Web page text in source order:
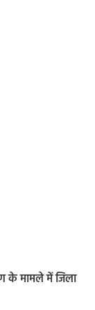
के मामले में जिला